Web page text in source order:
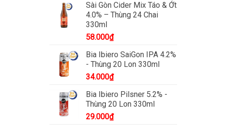
Sài Gòn Cider Mix Táo & Ớt
4.0% – Thùng 24 Chai
330ml
58.000₫
Bia Ibiero SaiGon IPA 4.2%
- Thùng 20 Lon 330ml
34.000₫
Bia Ibiero Pilsner 5.2% -
Thùng 20 Lon 330ml
29.000₫